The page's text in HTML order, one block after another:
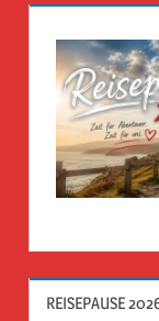
REISEPAUSE